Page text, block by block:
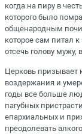
когда на пиру в
которого было
общенародным
которое сам питал
отсечь голову
Церковь призывает
воздержания и
годы все больше
пагубных
епархиальных и
преодолевать